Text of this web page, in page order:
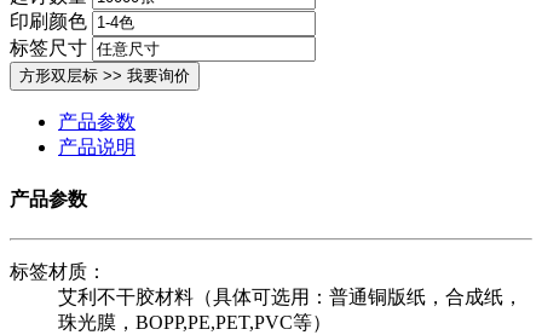
印刷颜色
标签尺寸
产品参数
产品说明
产品参数
标签材质：
艾利不干胶材料（具体可选用：普通铜版纸，合成纸，
珠光膜，BOPP,PE,PET,PVC等）